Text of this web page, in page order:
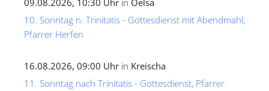
09.08.2026, 10:30 Uhr in Oelsa
10. Sonntag n. Trinitatis - Gottesdienst mit Abendmahl,
Pfarrer Herfen
16.08.2026, 09:00 Uhr in Kreischa
11. Sonntag nach Trinitatis - Gottesdienst, Pfarrer